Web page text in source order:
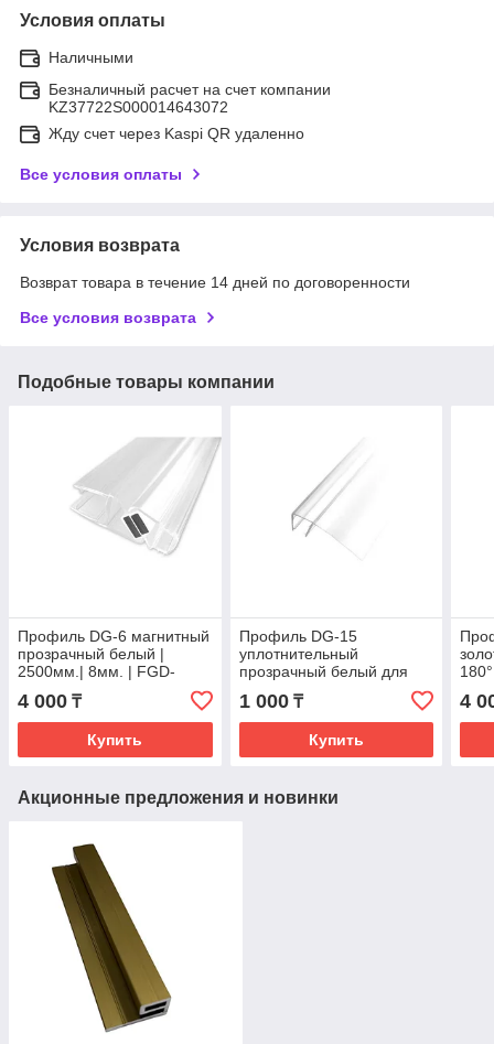
Условия оплаты
Наличными
Безналичный расчет на счет компании
KZ37722S000014643072
Жду счет через Kaspi QR удаленно
Все условия оплаты
Условия возврата
Возврат товара в течение 14 дней по договоренности
Все условия возврата
Подобные товары компании
Профиль DG-6 магнитный
прозрачный белый |
2500мм.| 8мм. | FGD-
386/2.5 CL
4 000 ₸
Купить
Профиль DG-15
уплотнительный
прозрачный белый для
раздвижной душевой, Ус
26 мм. | 2500мм.| FGD-
213/2,5 CL
1 000₸
Купить
4
Акционные предложения и новинки